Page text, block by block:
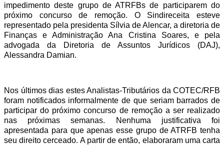
impedimento deste grupo de ATRFBs de participarem do
próximo concurso de remoção. O Sindireceita esteve
representado pela presidenta Sílvia de Alencar, a diretoria de
Finanças e Administração Ana Cristina Soares, e pela
advogada da Diretoria de Assuntos Jurídicos (DAJ),
Alessandra Damian.
Nos últimos dias estes Analistas-Tributários da COTEC/RFB
foram notificados informalmente de que seriam barrados de
participar do próximo concurso de remoção a ser realizado
nas próximas semanas. Nenhuma justificativa foi
apresentada para que apenas esse grupo de ATRFB tenha
seu direito cerceado. A partir de então, elaboraram uma carta